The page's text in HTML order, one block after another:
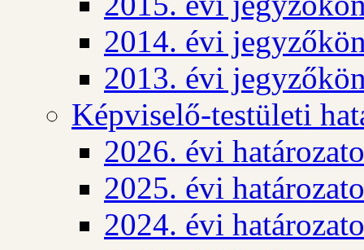
2014. évi
2013. évi
Képviselő-testületi
2026. évi
2025. évi
2024. évi